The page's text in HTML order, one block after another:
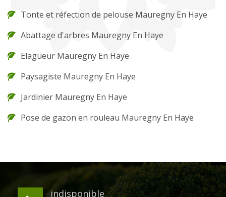
Tonte et réfection de pelouse Mauregny En Haye
Abattage d'arbres Mauregny En Haye
Elagueur Mauregny En Haye
Paysagiste Mauregny En Haye
Jardinier Mauregny En Haye
Pose de gazon en rouleau Mauregny En Haye
indisponible